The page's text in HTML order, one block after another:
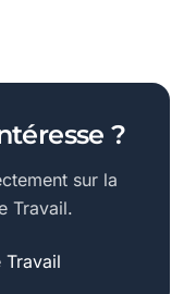
?
sur la
Travail.
Travail